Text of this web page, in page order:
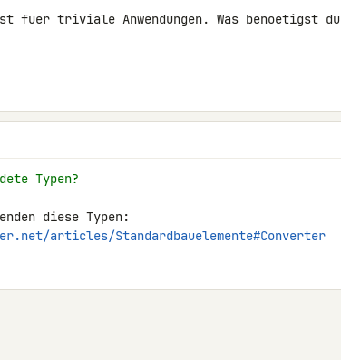
fuer triviale Anwendungen. Was benoetigst du
Typen?
articles/Standardbauelemente#Converter